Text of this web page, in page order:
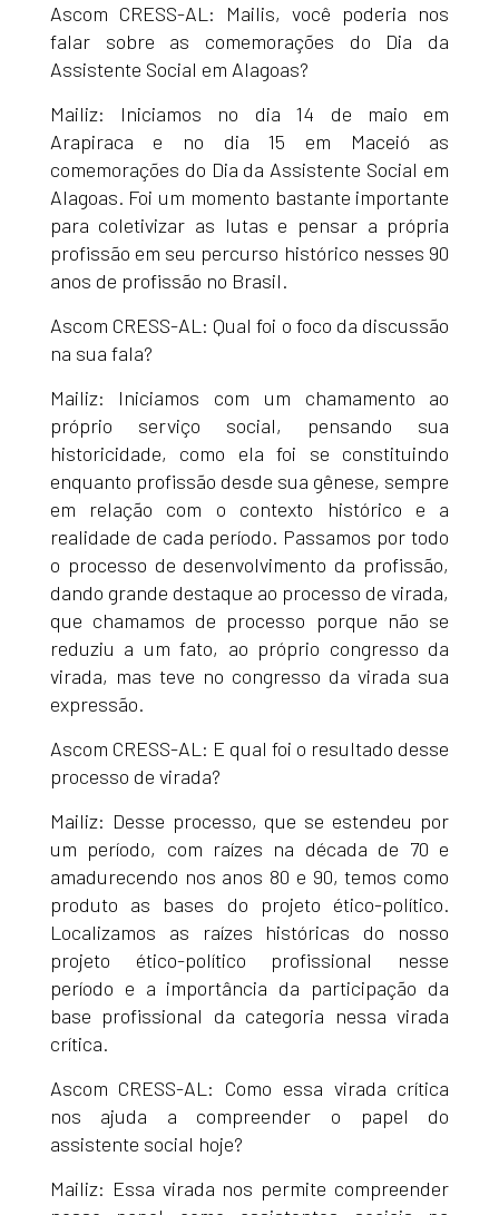
Ascom CRESS-AL: Mailis, você poderia nos
falar sobre as comemorações do Dia da
Assistente Social em Alagoas?
Mailiz: Iniciamos no dia 14 de maio em
Arapiraca e no dia 15 em Maceió as
comemorações do Dia da Assistente Social em
Alagoas. Foi um momento bastante importante
para coletivizar as lutas e pensar a própria
profissão em seu percurso histórico nesses 90
anos de profissão no Brasil.
Ascom CRESS-AL: Qual foi o foco da discussão
na sua fala?
Mailiz: Iniciamos com um chamamento ao
próprio serviço social, pensando sua
historicidade, como ela foi se constituindo
enquanto profissão desde sua gênese, sempre
em relação com o contexto histórico e a
realidade de cada período. Passamos por todo
o processo de desenvolvimento da profissão,
dando grande destaque ao processo de virada,
que chamamos de processo porque não se
reduziu a um fato, ao próprio congresso da
virada, mas teve no congresso da virada sua
expressão.
Ascom CRESS-AL: E qual foi o resultado desse
processo de virada?
Mailiz: Desse processo, que se estendeu por
um período, com raízes na década de 70 e
amadurecendo nos anos 80 e 90, temos como
produto as bases do projeto ético-político.
Localizamos as raízes históricas do nosso
projeto ético-político profissional nesse
período e a importância da participação da
base profissional da categoria nessa virada
crítica.
Ascom CRESS-AL: Como essa virada crítica
nos ajuda a compreender o papel do
assistente social hoje?
Mailiz: Essa virada nos permite compreender